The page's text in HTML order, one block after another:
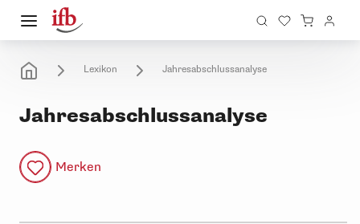
Lexikon Jahresabschlussanalyse
Jahresabschlussanalyse
Merken